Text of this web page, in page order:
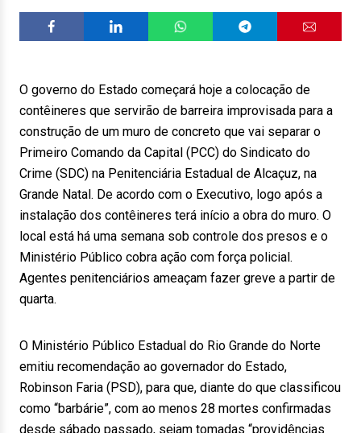
O governo do Estado começará hoje a colocação de
contêineres que servirão de barreira improvisada para a
construção de um muro de concreto que vai separar o
Primeiro Comando da Capital (PCC) do Sindicato do
Crime (SDC) na Penitenciária Estadual de Alcaçuz, na
Grande Natal. De acordo com o Executivo, logo após a
instalação dos contêineres terá início a obra do muro. O
local está há uma semana sob controle dos presos e o
Ministério Público cobra ação com força policial.
Agentes penitenciários ameaçam fazer greve a partir de
quarta.
O Ministério Público Estadual do Rio Grande do Norte
emitiu recomendação ao governador do Estado,
Robinson Faria (PSD), para que, diante do que classificou
como “barbárie”, com ao menos 28 mortes confirmadas
desde sábado passado, sejam tomadas “providências